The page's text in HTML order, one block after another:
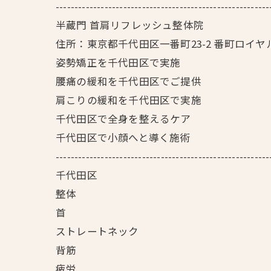
半蔵門 首肩リフレッシュ整体院
住所：東京都千代田区一番町23-2 番町ロイヤ
姿勢矯正を千代田区で実施
腰痛の緩和を千代田区でご提供
肩こりの緩和を千代田区で実施
千代田区で全身を整えるケア
千代田区で小顔へと導く施術
千代田区
整体
首
ストレートネック
背筋